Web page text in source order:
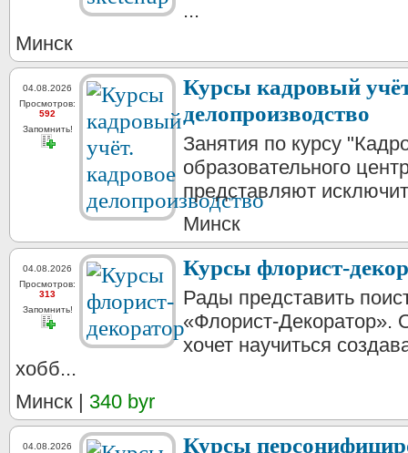
...
Минск
04.08.2026
Просмотров:
592
Запомнить!
Курсы кадровый
делопроизводство
Занятия по курсу
образовательного
представляют
Минск
04.08.2026
Просмотров:
313
Запомнить!
Курсы флорист-
Рады представить
«Флорист-Декоратор».
хочет научиться
хобб...
Минск | 340 byr
04.08.2026
Курсы